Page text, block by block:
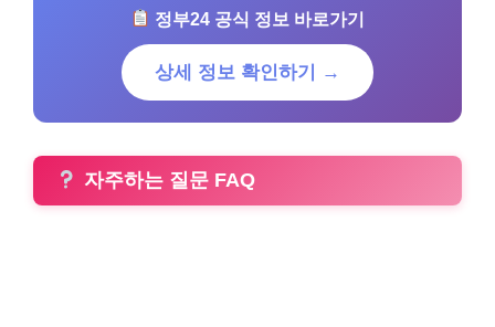
정부24 공식 정보 바로가기
상세 정보 확인하기 →
자주하는 질문 FAQ